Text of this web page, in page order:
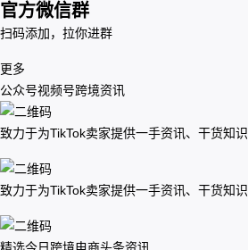
官方微信群
扫码添加，拉你进群
更多
公众号视频号跨境资讯
致力于为TikTok卖家提供一手资讯、干货知识
致力于为TikTok卖家提供一手资讯、干货知识